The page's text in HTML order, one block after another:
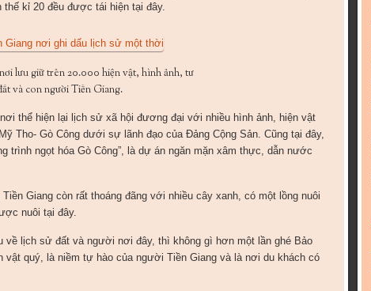
kỉ 20 đều được tái hiện tại đây.
lưu giữ trên 20.000 hiện vật, hình ảnh, tư
và con người Tiền Giang.
thể hiện lại lịch sử xã hội đương đại với nhiều hình ảnh, hiện vật
Tho- Gò Công dưới sự lãnh đạo của Đảng Cộng Sản. Cũng tại đây,
trình ngọt hóa Gò Công”, là dự án ngăn mặn xâm thực, dẫn nước
Giang còn rất thoáng đãng với nhiều cây xanh, có một lồng nuôi
nuôi tại đây.
về lịch sử đất và người nơi đây, thì không gì hơn một lần ghé Bảo
quý, là niềm tự hào của người Tiền Giang và là nơi du khách có